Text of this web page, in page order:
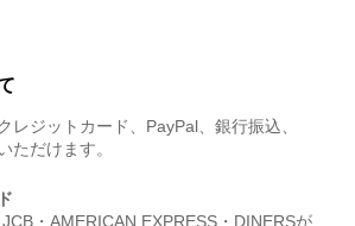
レジットカード、PayPal、銀行振込、
ただけます。
・AMERICAN EXPRESS・DINERSが